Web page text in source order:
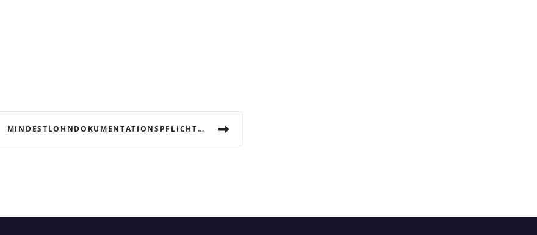
MINDESTLOHNDOKUMENTATIONSPFLICHTENVERORDNUNG – MILODOKV VOM 29. JULI 2015